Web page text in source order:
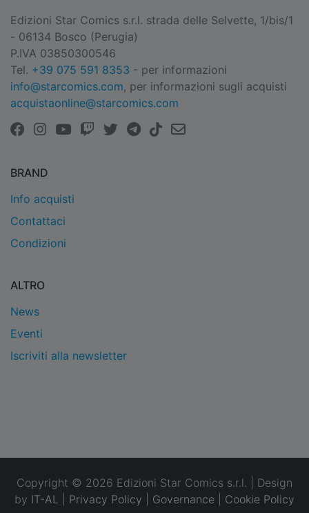
Edizioni Star Comics s.r.l. strada delle Selvette, 1/bis/1
- 06134 Bosco (Perugia)
P.IVA 03850300546
Tel. +39 075 591 8353 - per informazioni
info@starcomics.com, per informazioni sugli acquisti
acquistaonline@starcomics.com
BRAND
Info acquisti
Contattaci
Condizioni
ALTRO
News
Eventi
Iscriviti alla newsletter
Copyright © 2026 Edizioni Star Comics s.r.l. | Design
by IT-AL Privacy Policy Governance Cookie Policy